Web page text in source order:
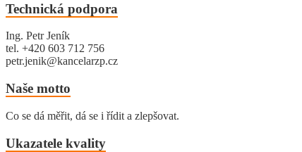
Technická podpora
Ing. Petr Jeník
tel. +420 603 712 756
petr.jenik@kancelarzp.cz
Naše motto
Co se dá měřit, dá se i řídit a zlepšovat.
Ukazatele kvality